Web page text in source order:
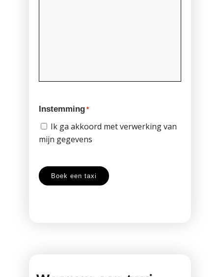
Instemming *
Ik ga akkoord met verwerking van
mijn gegevens